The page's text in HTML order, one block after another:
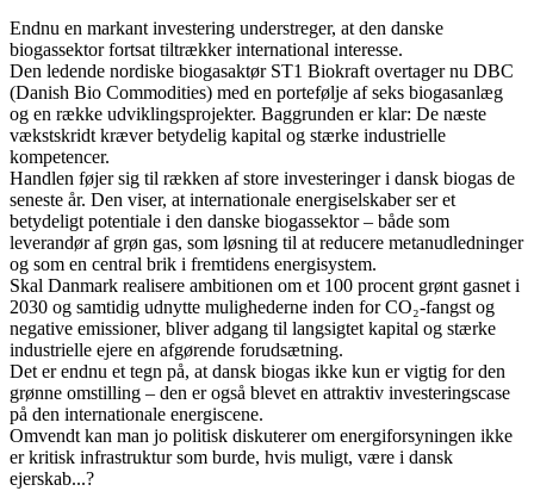
Endnu en markant investering understreger, at den danske
biogassektor fortsat tiltrækker international interesse.
Den ledende nordiske biogasaktør ST1 Biokraft overtager nu DBC
(Danish Bio Commodities) med en portefølje af seks biogasanlæg
og en række udviklingsprojekter. Baggrunden er klar: De næste
vækstskridt kræver betydelig kapital og stærke industrielle
kompetencer.
Handlen føjer sig til rækken af store investeringer i dansk biogas de
seneste år. Den viser, at internationale energiselskaber ser et
betydeligt potentiale i den danske biogassektor – både som
leverandør af grøn gas, som løsning til at reducere metanudledninger
og som en central brik i fremtidens energisystem.
Skal Danmark realisere ambitionen om et 100 procent grønt gasnet i
2030 og samtidig udnytte mulighederne inden for CO₂-fangst og
negative emissioner, bliver adgang til langsigtet kapital og stærke
industrielle ejere en afgørende forudsætning.
Det er endnu et tegn på, at dansk biogas ikke kun er vigtig for den
grønne omstilling – den er også blevet en attraktiv investeringscase
på den internationale energiscene.
Omvendt kan man jo politisk diskuterer om energiforsyningen ikke
er kritisk infrastruktur som burde, hvis muligt, være i dansk
ejerskab...?